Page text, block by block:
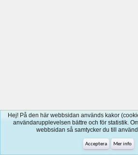
Hej! På den här webbsidan används kakor
användarupplevelsen bättre och för statistik.
webbsidan så samtycker du till
Acceptera Mer info